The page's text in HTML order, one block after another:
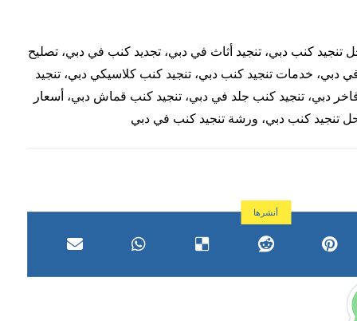
كنب دبي، تنجيد أثاث في دبي، تجديد كنب في دبي، تصليح
دبي، خدمات تنجيد كنب دبي، تنجيد كنب كلاسيكي دبي، تنجيد
دبي، تنجيد كنب جلد في دبي، تنجيد كنب قماش دبي، أسعار
تنجيد كنب دبي، ورشة تنجيد كنب في دبي